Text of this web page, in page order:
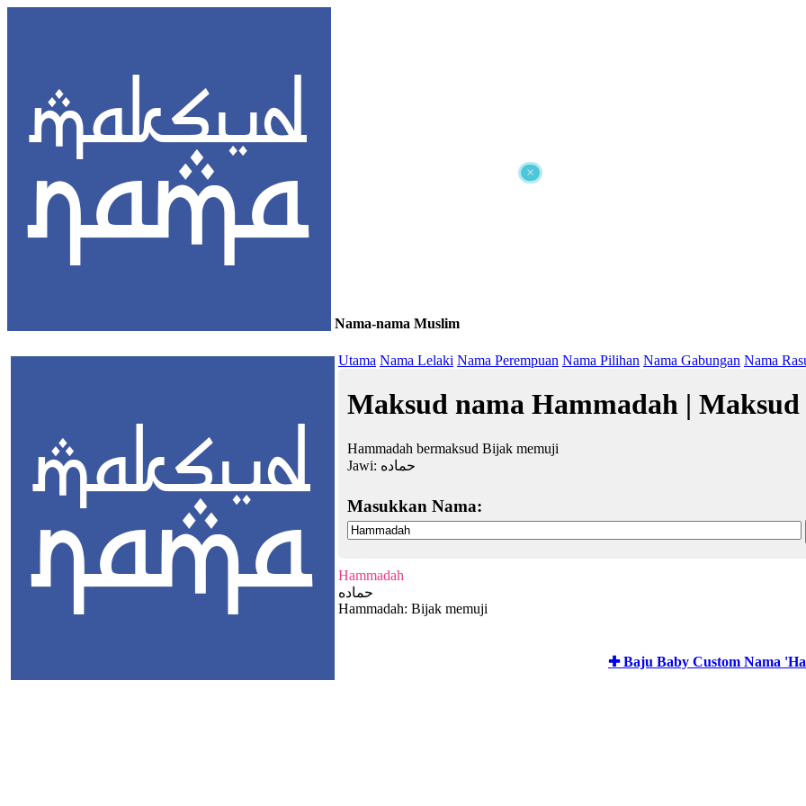
×
Nama-nama Muslim
Utama Nama Lelaki Nama Perempuan Nama Pilihan Nama Gabungan Nama
Maksud nama Hammadah |
Hammadah bermaksud Bijak memuji
Jawi: حماده
Masukkan Nama:
Hammadah
حماده
Hammadah: Bijak memuji
✚ Baju Baby Custom Nama